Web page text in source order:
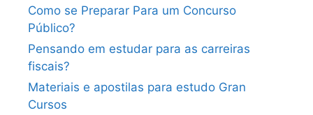
Como se Preparar Para um Concurso
Público?
Pensando em estudar para as carreiras
fiscais?
Materiais e apostilas para estudo Gran
Cursos